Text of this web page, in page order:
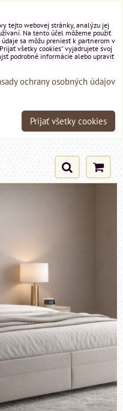
tejto webovej stránky, analýzu jej
Na tento účel môžeme použiť
sa môžu preniesť k partnerom v
všetky cookies“ vyjadrujete svoj
podrobné informácie alebo upraviť
ochrany osobných údajov
Prijať všetky cookies